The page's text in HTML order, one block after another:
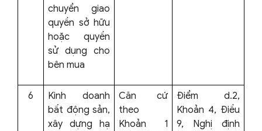
chuyển giao
quyền sở hữu
hoặc quyền
sử dụng cho
bên mua
6
Kinh doanh
bất động sản,
xây dựng hạ
Căn cứ
theo
Khoản 1
Điểm d.2,
Khoản 4, Điều
9, Nghị định